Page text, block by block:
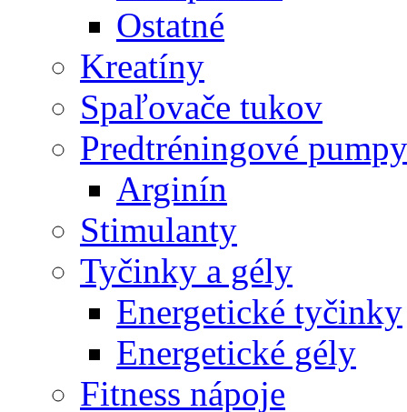
Ostatné
Kreatíny
Spaľovače tukov
Predtréningové pumpy
Arginín
Stimulanty
Tyčinky a gély
Energetické tyčinky
Energetické gély
Fitness nápoje